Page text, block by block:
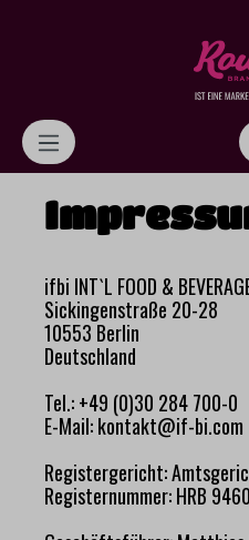
ifbi INT`L FOOD &
Sickingenstraße 20-28
10553 Berlin
Deutschland
Tel.: +49 (0)30 284 700-0
E-Mail: kontakt@if-bi.com
Registergericht:
Registernummer: HRB